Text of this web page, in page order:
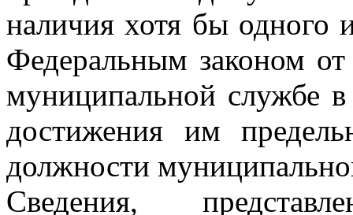
наличия хотя бы одного
Федеральным законом
муниципальной службе
достижения им
должности
Сведения,